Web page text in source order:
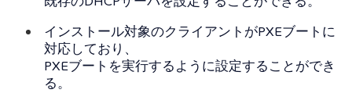
インストール対象のクライアントがPXEブートに
対応しており、
PXEブートを実行するように設定することができ
る。